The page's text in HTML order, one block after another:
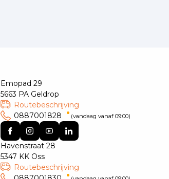
Emopad 29
5663 PA Geldrop
Routebeschrijving
0887001828
(vandaag vanaf 09:00)
Havenstraat 28
5347 KK Oss
Routebeschrijving